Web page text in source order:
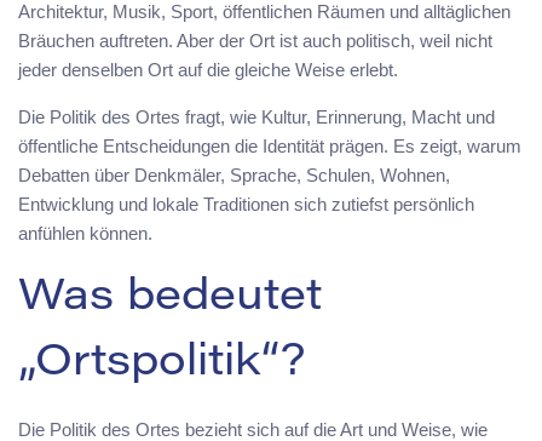
Architektur, Musik, Sport, öffentlichen Räumen und alltäglichen
Bräuchen auftreten. Aber der Ort ist auch politisch, weil nicht
jeder denselben Ort auf die gleiche Weise erlebt.
Die Politik des Ortes fragt, wie Kultur, Erinnerung, Macht und
öffentliche Entscheidungen die Identität prägen. Es zeigt, warum
Debatten über Denkmäler, Sprache, Schulen, Wohnen,
Entwicklung und lokale Traditionen sich zutiefst persönlich
anfühlen können.
Was bedeutet
„Ortspolitik“?
Die Politik des Ortes bezieht sich auf die Art und Weise, wie